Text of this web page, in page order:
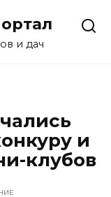
и дач
и
клубов